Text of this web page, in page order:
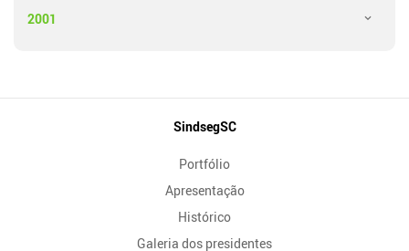
2001
SindsegSC
Portfólio
Apresentação
Histórico
Galeria dos presidentes